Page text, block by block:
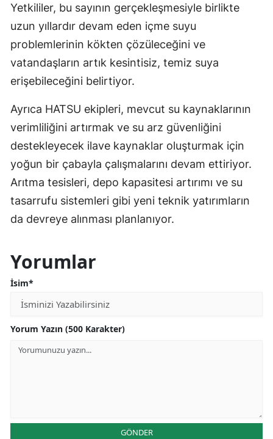
Yetkililer, bu sayının gerçekleşmesiyle birlikte
uzun yıllardır devam eden içme suyu
problemlerinin kökten çözüleceğini ve
vatandaşların artık kesintisiz, temiz suya
erişebileceğini belirtiyor.
Ayrıca HATSU ekipleri, mevcut su kaynaklarının
verimliliğini artırmak ve su arz güvenliğini
destekleyecek ilave kaynaklar oluşturmak için
yoğun bir çabayla çalışmalarını devam ettiriyor.
Arıtma tesisleri, depo kapasitesi artırımı ve su
tasarrufu sistemleri gibi yeni teknik yatırımların
da devreye alınması planlanıyor.
Yorumlar
İsim*
Yorum Yazın (500 Karakter)
GÖNDER